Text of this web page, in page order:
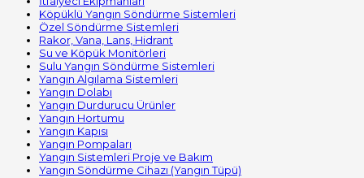
Köpüklü Yangın Söndürme Sistemleri
Özel Söndürme Sistemleri
Rakor, Vana, Lans, Hidrant
Su ve Köpük Monitörleri
Sulu Yangın Söndürme Sistemleri
Yangın Algılama Sistemleri
Yangın Dolabı
Yangın Durdurucu Ürünler
Yangın Hortumu
Yangın Kapısı
Yangın Pompaları
Yangın Sistemleri Proje ve Bakım
Yangın Söndürme Cihazı (Yangın Tüpü)